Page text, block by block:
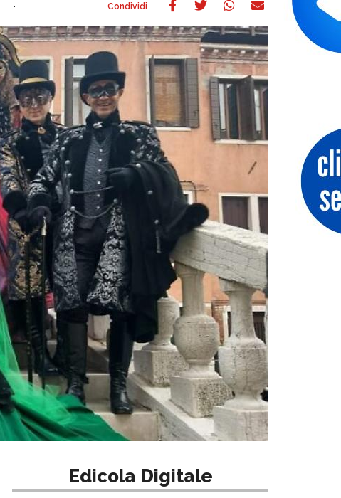
Edicola Digitale